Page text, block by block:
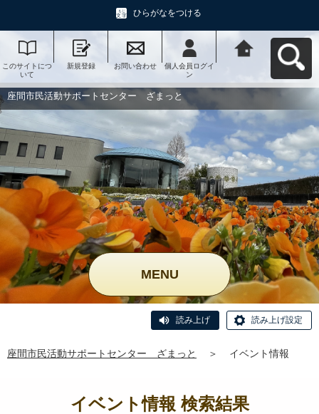
ひらがなをつける
このサイトにつ
いて
新規登録 お問い合わせ
個人会員ログイ
ン
ー ざまっとへ
座間市民活動サポートセンター ざまっと
MENU
読み上げ 読み上げ設定
座間市民活動サポートセンター ざまっと ＞ イベント情報
イベント情報 検索結果